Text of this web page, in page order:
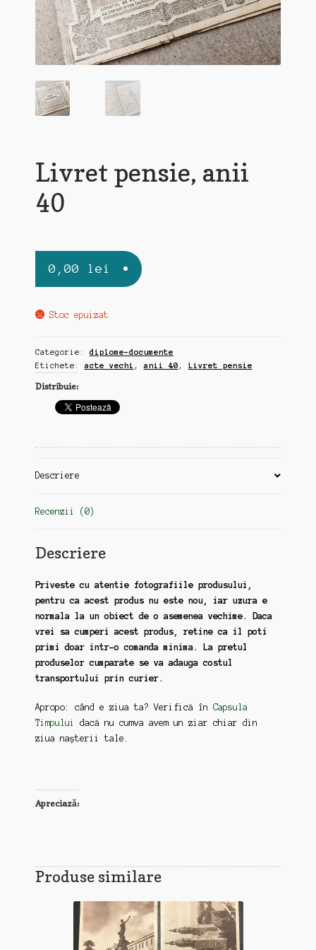
Livret pensie, anii
40
0,00 lei
Stoc epuizat
Categorie:diplome-documente
Etichete:acte vechi ,anii 40 , Livret pensie
Distribuie:
Descriere
Recenzii (0)
Descriere
Priveste cu atentie fotografiile produsului,
pentru ca acest produs nu este nou, iar uzura e
normala la un obiect de o asemenea vechime. Daca
vrei sa cumperi acest produs, retine ca il poti
primi doar intr-o comanda minima. La pretul
produselor cumparate se va adauga costul
transportului prin curier.
Apropo: când e ziua ta? Verifică în Capsula
Timpului
dacă nu cumva avem un ziar chiar din
ziua nașterii tale.
Apreciază:
Produse similare